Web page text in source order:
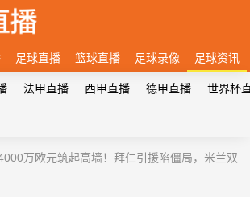
足球直播 篮球直播 足球录像 足球资讯
法甲直播 西甲直播 德甲直播 世界杯
万欧元筑起高墙！拜仁引援陷僵局，米兰双